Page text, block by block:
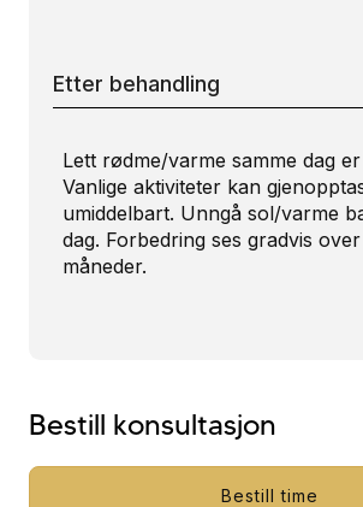
Etter behandling
Lett rødme/varme samme dag
Vanlige aktiviteter kan
umiddelbart. Unngå sol/varme
dag. Forbedring ses gradvis over
måneder.
Bestill konsultasjon
Bestill time